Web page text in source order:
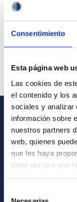
Consentimiento
Esta página web
Las cookies de
el contenido y los
sociales y analizar
información sobre
nuestros partners
web, quienes
que les haya
partir del uso que
Contact
How to get to the
List of personnel